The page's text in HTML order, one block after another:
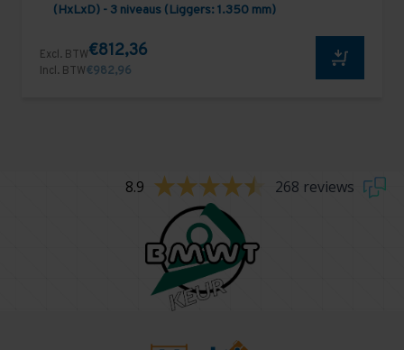
(HxLxD) - 3 niveaus (Liggers: 1.350 mm)
Excl. BTW€812,36
Incl. BTW€982,96
8.9 268 reviews